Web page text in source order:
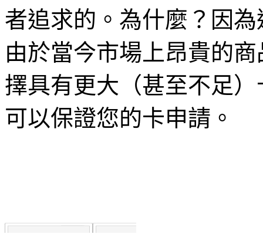
者追求的。為什麼？因
由於當今市場上昂貴的
擇具有更大（甚至不足
可以保證您的卡申請。